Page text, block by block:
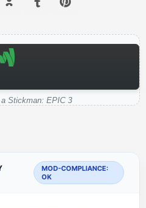
Stickman: EPIC 3
MOD-COMPLIANCE:
OK